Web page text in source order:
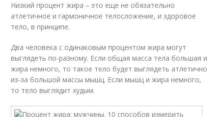
Низкий процент жира – это еще не обязательно
атлетичное и гармоничное телосложение, и здоровое
тело, в принципе.
Два человека с одинаковым процентом жира могут
выглядеть по-разному. Если общая масса тела большая и
жира немного, то такое тело будет выглядеть атлетично
из-за большой массы мышц. Если мышц и жира немного,
то тело выглядит худым.